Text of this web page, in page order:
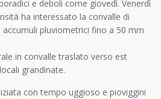
e deboli come giovedì. Venerdì
ha interessato la convalle di
accumuli pluviometrici fino a 50 mm
in convalle traslato verso est
grandinate.
con tempo uggioso e pioviggini